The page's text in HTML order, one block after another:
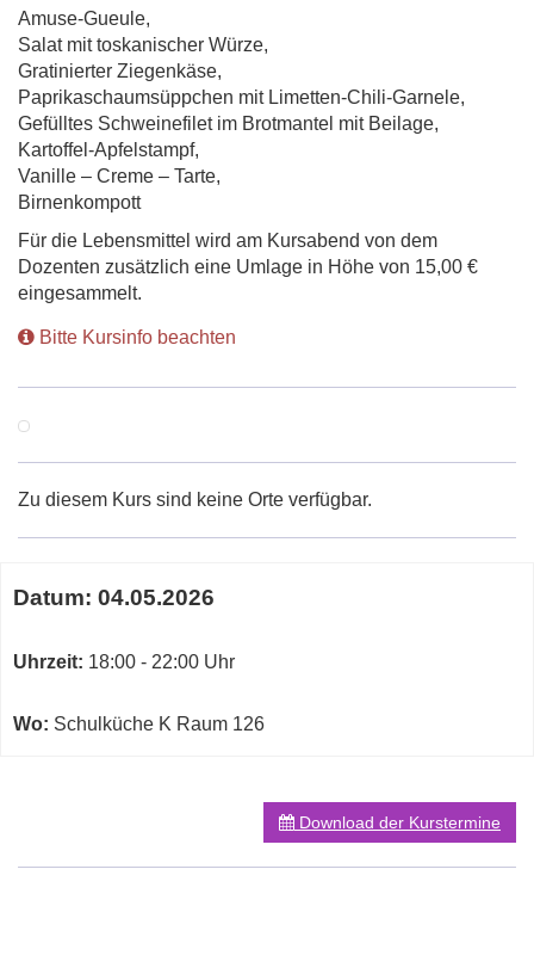
Amuse-Gueule,
Salat mit toskanischer Würze,
Gratinierter Ziegenkäse,
Paprikaschaumsüppchen mit Limetten-Chili-Garnele,
Gefülltes Schweinefilet im Brotmantel mit Beilage,
Kartoffel-Apfelstampf,
Vanille – Creme – Tarte,
Birnenkompott
Für die Lebensmittel wird am Kursabend von dem
Dozenten zusätzlich eine Umlage in Höhe von 15,00 €
eingesammelt.
Bitte Kursinfo beachten
Zu diesem Kurs sind keine Orte verfügbar.
zum
Kurs
Datum: 04.05.2026
Uhrzeit: 18:00 - 22:00 Uhr
Wo: Schulküche K Raum 126
Download der Kurstermine